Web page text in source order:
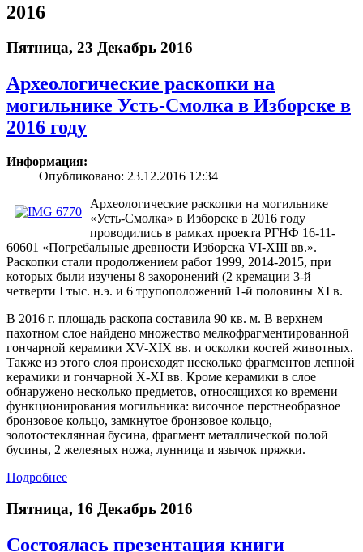
2016
Пятница, 23 Декабрь 2016
Археологические раскопки на
могильнике Усть-Смолка в Изборске в
2016 году
Информация:
Опубликовано: 23.12.2016 12:34
Археологические раскопки на могильнике
«Усть-Смолка» в Изборске в 2016 году
проводились в рамках проекта РГНФ 16-11-
60601 «Погребальные древности Изборска VI-XIII вв.».
Раскопки стали продолжением работ 1999, 2014-2015, при
которых были изучены 8 захоронений (2 кремации 3-й
четверти I тыс. н.э. и 6 трупоположений 1-й половины XI в.
В 2016 г. площадь раскопа составила 90 кв. м. В верхнем
пахотном слое найдено множество мелкофрагментированной
гончарной керамики XV-XIX вв. и осколки костей животных.
Также из этого слоя происходят несколько фрагментов лепной
керамики и гончарной X-XI вв. Кроме керамики в слое
обнаружено несколько предметов, относящихся ко времени
функционирования могильника: височное перстнеобразное
бронзовое кольцо, замкнутое бронзовое кольцо,
золотостеклянная бусина, фрагмент металлической полой
бусины, 2 железных ножа, лунница и язычок пряжки.
Подробнее
Пятница, 16 Декабрь 2016
Состоялась презентация книги